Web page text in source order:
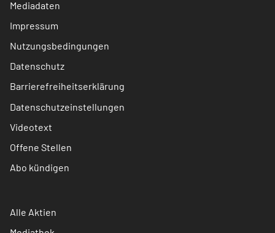
Mediadaten
Impressum
Nutzungsbedingungen
Datenschutz
Barrierefreiheitserklärung
Datenschutzeinstellungen
Videotext
Offene Stellen
Abo kündigen
Alle Aktien